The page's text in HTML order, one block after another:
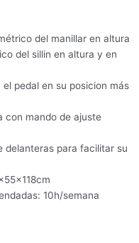
del manillar en altura
del sillin en altura y en
pedal en su posicion más
con mando de ajuste
delanteras para facilitar su
10h/semana